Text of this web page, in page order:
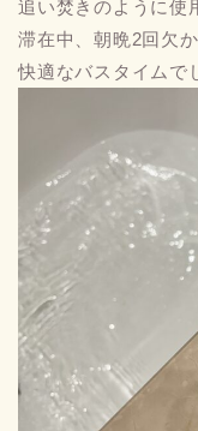
追い焚きのように使
滞在中、朝晩2回欠
快適なバスタイムで